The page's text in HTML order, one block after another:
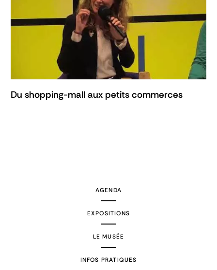
Du shopping-mall aux petits commerces
AGENDA
EXPOSITIONS
LE MUSÉE
INFOS PRATIQUES